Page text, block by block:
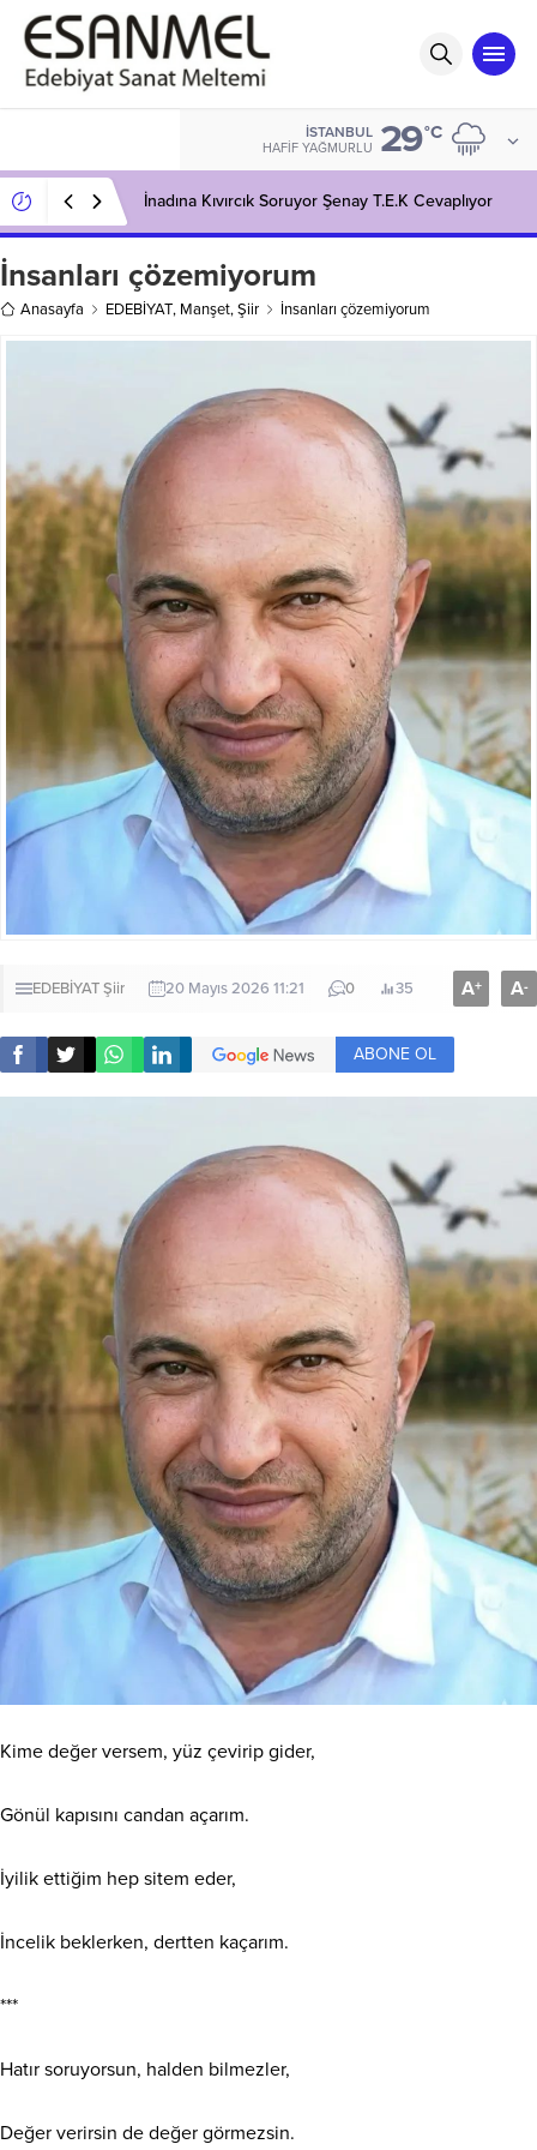
İSTANBUL
HAFIF YAĞMURLU 29°C
İnadına Kıvırcık Soruyor Şenay T.E.K Cevaplıyor
​İnsanları çözemiyorum
Anasayfa EDEBİYAT, Manşet,Şiir ​İnsanları çözemiyorum
EDEBİYATŞiir 20 Mayıs 2026 11:21 0 35 A+ A-
ABONE OL
​Kime değer versem, yüz çevirip gider,
Gönül kapısını candan açarım.
İyilik ettiğim hep sitem eder,
İncelik beklerken, dertten kaçarım.
***
​Hatır soruyorsun, halden bilmezler,
Değer verirsin de değer görmezsin.